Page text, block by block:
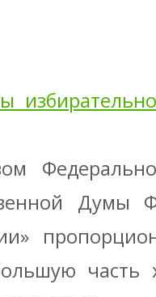
Думы
часть